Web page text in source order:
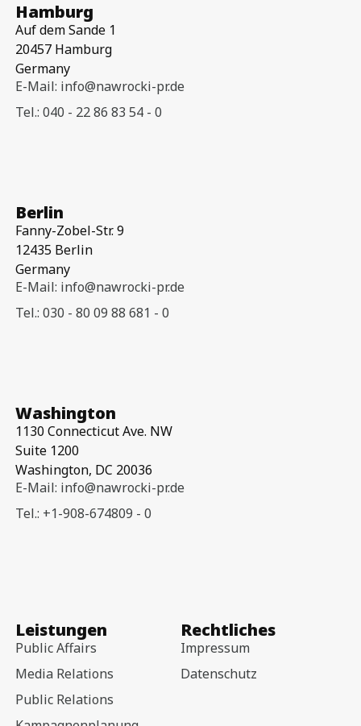
Hamburg
Auf dem Sande 1
20457 Hamburg
Germany
E-Mail: info@nawrocki-pr.de
Tel.: 040 - 22 86 83 54 - 0
Berlin
Fanny-Zobel-Str. 9
12435 Berlin
Germany
E-Mail: info@nawrocki-pr.de
Tel.: 030 - 80 09 88 681 - 0
Washington
1130 Connecticut Ave. NW
Suite 1200
Washington, DC 20036
E-Mail: info@nawrocki-pr.de
Tel.: +1-908-674809 - 0
Leistungen
Public Affairs
Media Relations
Public Relations
Rechtliches
Impressum
Datenschutz